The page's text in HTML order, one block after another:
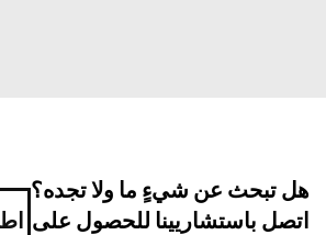
هل تبحث عن شيءٍ ما ولا تجده؟
اتصل باستشاريينا للحصول على